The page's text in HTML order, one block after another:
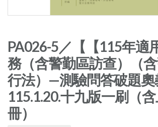
PA026-5／【【115年適
務（含警勤區訪查）（
行法）—測驗問答破題奧
115.1.20.十九版一刷（
冊）